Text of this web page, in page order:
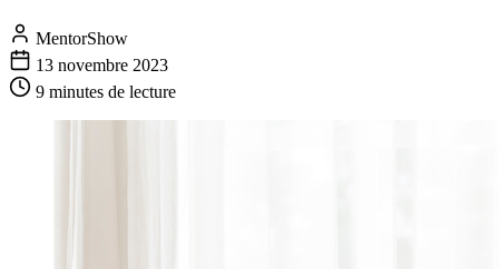
MentorShow
13 novembre 2023
9 minutes de lecture